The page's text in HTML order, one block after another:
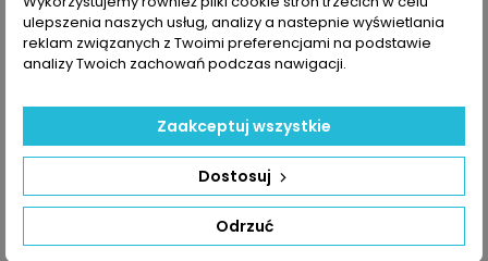
5004S
724639-
5006S
769328-
769328-1
769328-
5001S
Dane zawarte w tabeli mogą odbiegać od rzeczywistości.
Dokładamy wszelkich starań aby jednak tak nie było.
Najlepszym kryterium doboru części jest sprawdzenie
numerów producenta na uszkodzonej części.
ulepszenia naszych usług, analizy a nastepnie wyświetlania
reklam związanych z Twoimi preferencjami na podstawie
analizy Twoich zachowań podczas nawigacji.
Odrzuć
Dostosuj
Zaakceptuj wszystkie